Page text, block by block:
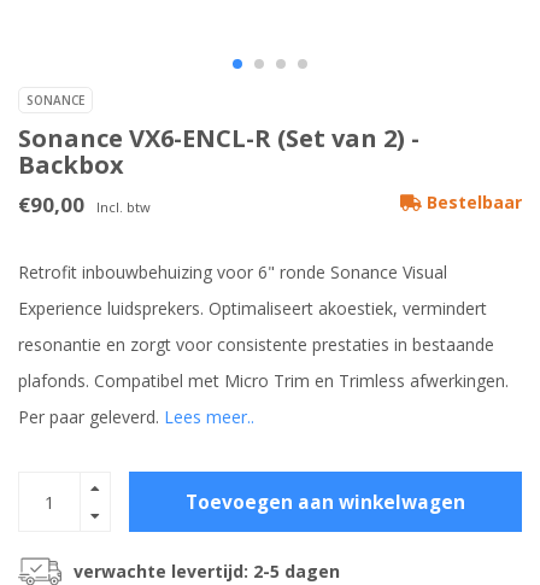
SONANCE
Sonance VX6-ENCL-R (Set van 2) -
Backbox
€90,00 Incl. btw Bestelbaar
Retrofit inbouwbehuizing voor 6" ronde Sonance Visual
Experience luidsprekers. Optimaliseert akoestiek, vermindert
resonantie en zorgt voor consistente prestaties in bestaande
plafonds. Compatibel met Micro Trim en Trimless afwerkingen.
Per paar geleverd. Lees meer..
Toevoegen aan winkelwagen
verwachte levertijd: 2-5 dagen